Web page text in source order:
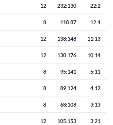
12 232:130 22:2
8 118:87 12:4
12 138:148 11:13
12 130:176 10:14
8 95:141 5:11
8 89:124 4:12
8 68:108 3:13
12 105:153 3:21